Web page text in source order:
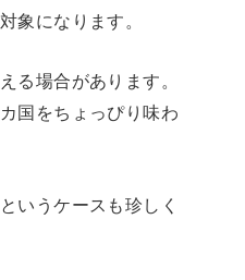
象になります。
る場合があります。
国をちょっぴり味わ
いうケースも珍しく